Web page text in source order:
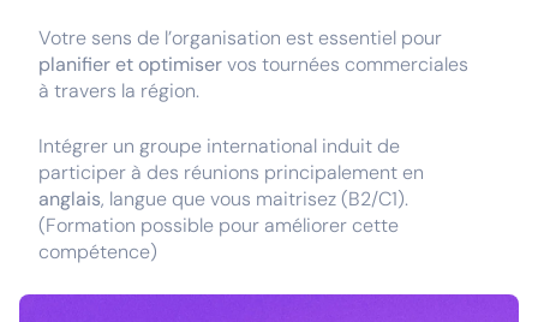
Votre sens de l’organisation est essentiel pour
planifier et optimiservos tournées commerciales
à travers la région.
Intégrer un groupe international induit de
participer à des réunions principalement en
anglais, langue que vous maitrisez (B2/C1).
(Formation possible pour améliorer cette
compétence)